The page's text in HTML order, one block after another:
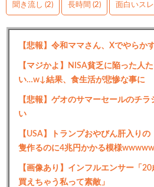
聞き流し (2) 長時間 (2) 面白いスレ
【悲報】令和ママさん、Xでやらか
【マジかよ】NISA貧乏に陥った人
い…w↓結果、食生活が悲惨な事に
【悲報】ゲオのサマーセールのチ
い
【USA】トランプおやびん肝入り
隻作るのに4兆円かかる模様
【画像あり】インフルエンサー「
買えちゃう私って素敵」